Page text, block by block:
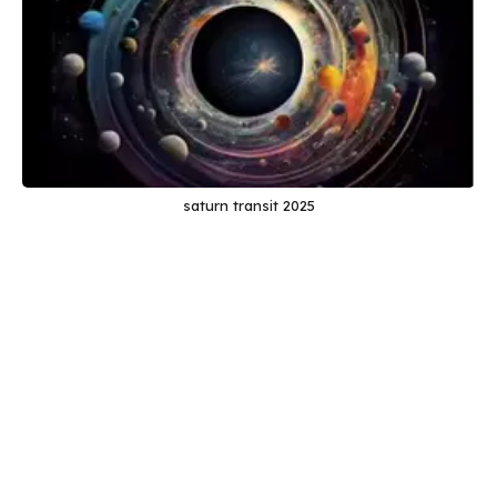
saturn transit 2025